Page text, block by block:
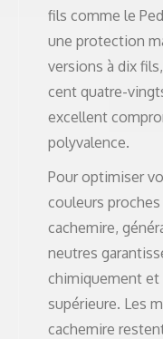
fils comme le
une protection
versions à dix
cent quatre-
excellent
polyvalence.
Pour optimiser
couleurs
cachemire,
neutres
chimiquement et
supérieure. Les
cachemire